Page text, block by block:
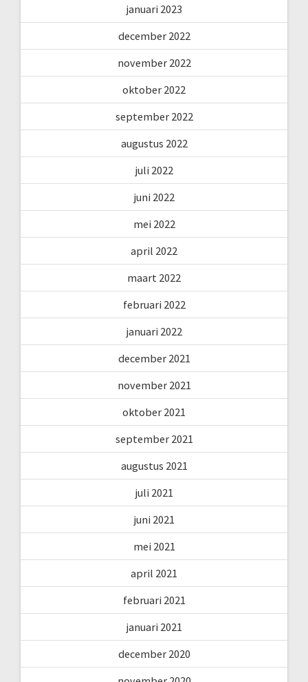
januari 2023
december 2022
november 2022
oktober 2022
september 2022
augustus 2022
juli 2022
juni 2022
mei 2022
april 2022
maart 2022
februari 2022
januari 2022
december 2021
november 2021
oktober 2021
september 2021
augustus 2021
juli 2021
juni 2021
mei 2021
april 2021
februari 2021
januari 2021
december 2020